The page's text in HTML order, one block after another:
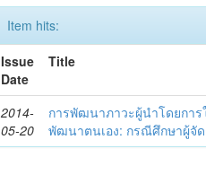
Item hits:
Issue
Date
Title
2014-
05-20
การพัฒนาภาวะผู้นำโดยกา
พัฒนาตนเอง: กรณีศึกษาผู้จั